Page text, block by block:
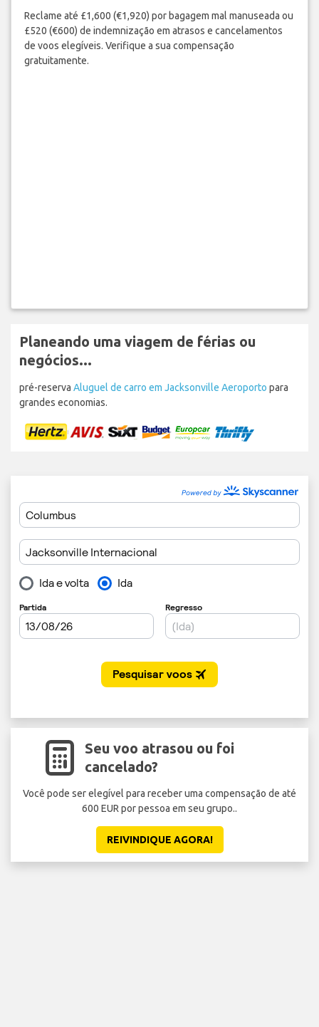
Reclame até £1,600 (€1,920) por bagagem mal manuseada ou
£520 (€600) de indemnização em atrasos e cancelamentos
de voos elegíveis. Verifique a sua compensação
gratuitamente.
Planeando uma viagem de férias ou
negócios...
pré-reserva Aluguel de carro em Jacksonville Aeroporto para
grandes economias.
Seu voo atrasou ou foi
cancelado?
Você pode ser elegível para receber uma compensação de até
600 EUR por pessoa em seu grupo..
REIVINDIQUE AGORA!